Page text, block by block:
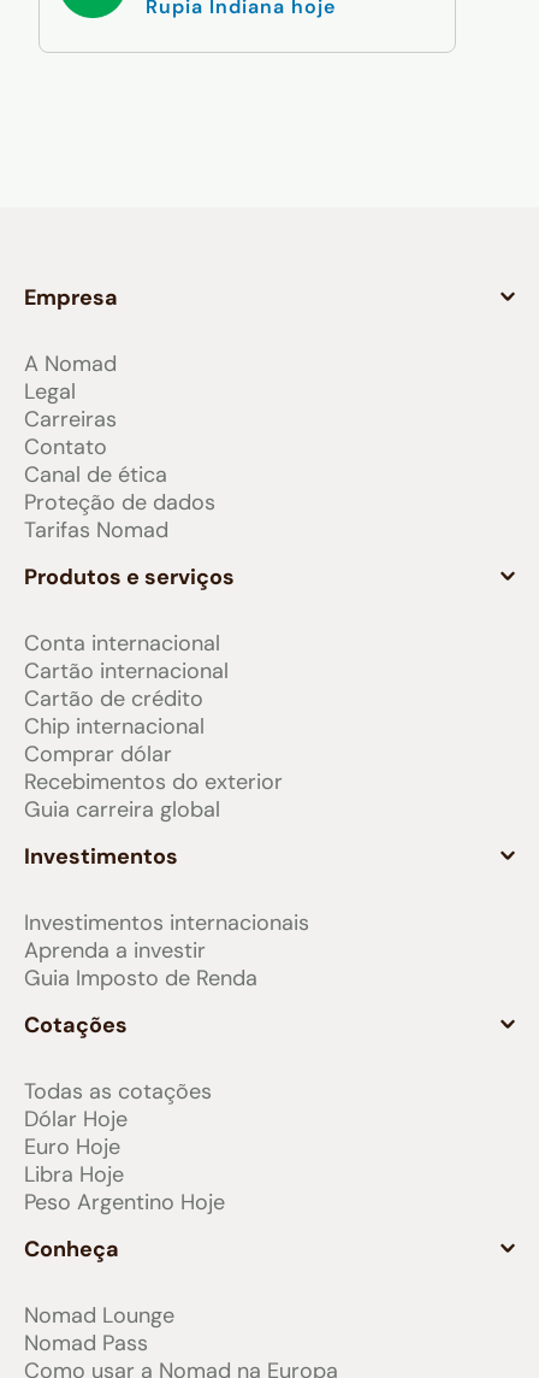
Rupia Indiana hoje
Empresa
A Nomad
Legal
Carreiras
Contato
Canal de ética
Proteção de dados
Tarifas Nomad
Produtos e serviços
Conta internacional
Cartão internacional
Cartão de crédito
Chip internacional
Comprar dólar
Recebimentos do exterior
Guia carreira global
Investimentos
Investimentos internacionais
Aprenda a investir
Guia Imposto de Renda
Cotações
Todas as cotações
Dólar Hoje
Euro Hoje
Libra Hoje
Peso Argentino Hoje
Conheça
Nomad Lounge
Nomad Pass
Como usar a Nomad na Europa